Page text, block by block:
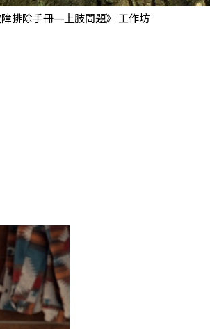
障排除手冊—上肢問題》 工作坊